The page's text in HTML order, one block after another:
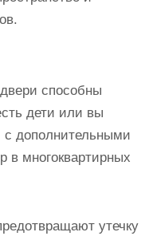
способны
дети или вы
с дополнительными
в многоквартирных
утечку